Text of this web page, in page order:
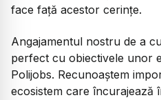
face față acestor cerințe.
Angajamentul nostru de a
perfect cu obiectivele unor
Polijobs. Recunoaștem
ecosistem care încurajează